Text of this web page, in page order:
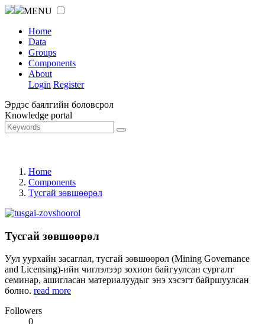
MENU
Home
Data
Groups
Components
About
Login Register
Эрдэс баялгийн боловсрол
Knowledge portal
Home
Components
Тусгай зөвшөөрөл
Тусгай зөвшөөрөл
Уул уурхайн засаглал, тусгай зөвшөөрөл (Mining Governance
and Licensing)-ийн чиглэлээр зохион байгуулсан сургалт
семинар, ашигласан материалуудыг энэ хэсэгт байршуулсан
болно. read more
Followers
0